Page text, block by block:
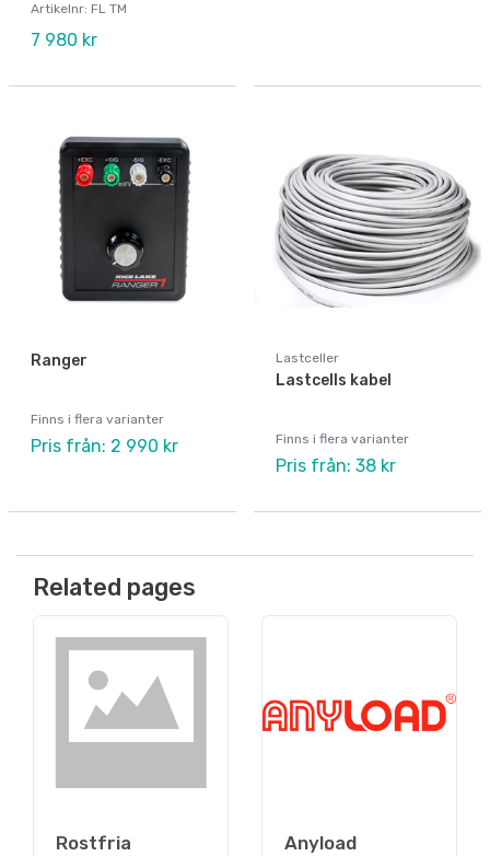
Artikelnr: FL TM
7 980 kr
Ranger
Finns i flera varianter
Pris från: 2 990 kr
Lastceller
Lastcells kabel
Finns i flera varianter
Pris från: 38 kr
Related pages
Rostfria Anyload